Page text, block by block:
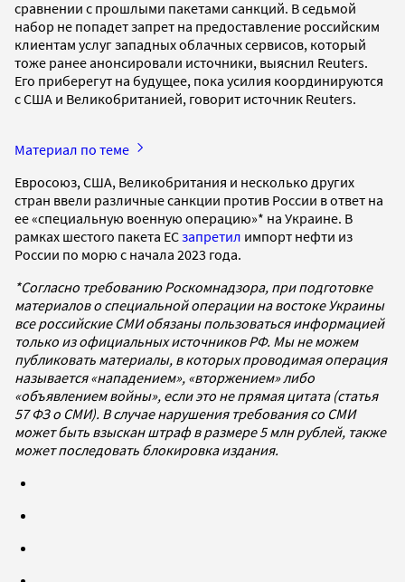
сравнении с прошлыми пакетами санкций. В седьмой
набор не попадет запрет на предоставление российским
клиентам услуг западных облачных сервисов, который
тоже ранее анонсировали источники, выяснил Reuters.
Его приберегут на будущее, пока усилия координируются
с США и Великобританией, говорит источник Reuters.
Материал по теме
Евросоюз, США, Великобритания и несколько других
стран ввели различные санкции против России в ответ на
ее «специальную военную операцию»* на Украине. В
рамках шестого пакета ЕСзапретил импорт нефти из
России по морю с начала 2023 года.
*Согласно требованию Роскомнадзора, при подготовке
материалов о специальной операции на востоке Украины
все российские СМИ обязаны пользоваться информацией
только из официальных источников РФ. Мы не можем
публиковать материалы, в которых проводимая операция
называется «нападением», «вторжением» либо
«объявлением войны», если это не прямая цитата (статья
57 ФЗ о СМИ). В случае нарушения требования со СМИ
может быть взыскан штраф в размере 5 млн рублей, также
может последовать блокировка издания.